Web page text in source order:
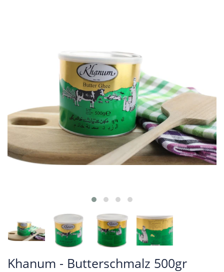
Khanum - Butterschmalz 500gr